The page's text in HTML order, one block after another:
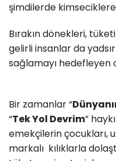
şimdilerde
Bırakın dönekleri,
gelirli insanlar da
sağlamayı hedefleyen
Bir zamanlar “
“Tek Yol Devrim”
emekçilerin çocukları,
markalı kılıklarla